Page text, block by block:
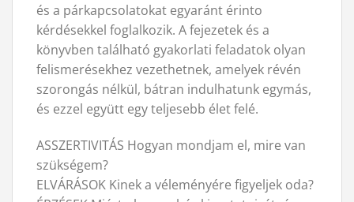
és a párkapcsolatokat egyaránt érinto
kérdésekkel foglalkozik. A fejezetek és a
könyvben található gyakorlati feladatok olyan
felismerésekhez vezethetnek, amelyek révén
szorongás nélkül, bátran indulhatunk egymás,
és ezzel együtt egy teljesebb élet felé.
ASSZERTIVITÁS Hogyan mondjam el, mire van
szükségem?
ELVÁRÁSOK Kinek a véleményére figyeljek oda?